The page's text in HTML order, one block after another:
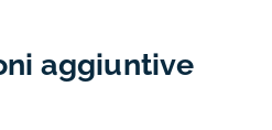
aggiuntive